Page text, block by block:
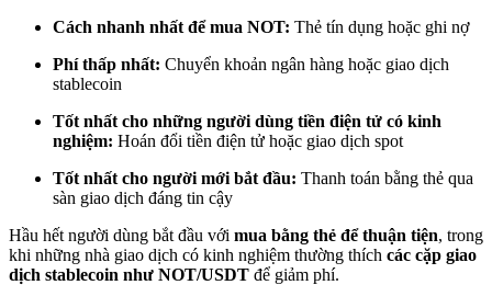
Trở thành Nhà giao dịch Sao chép
Cách nhanh nhất để mua NOT: Thẻ tín dụng hoặc ghi nợ
Phí thấp nhất: Chuyển khoản ngân hàng hoặc giao dịch
stablecoin
Tốt nhất cho những người dùng tiền điện tử có kinh
nghiệm: Hoán đổi tiền điện tử hoặc giao dịch spot
Tốt nhất cho người mới bắt đầu: Thanh toán bằng thẻ qua
sàn giao dịch đáng tin cậy
Hầu hết người dùng bắt đầu với mua bằng thẻ để thuận tiện, trong
khi những nhà giao dịch có kinh nghiệm thường thích các cặp giao
dịch stablecoin như NOT/USDT để giảm phí.